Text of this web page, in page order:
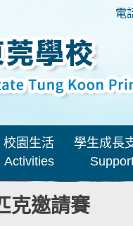
電
校園生活
Activities
學生成長
克邀請賽